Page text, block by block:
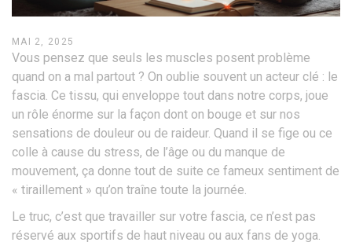
MAI 2, 2025
Vous pensez que seuls les muscles posent problème
quand on a mal partout ? On oublie souvent un acteur clé : le
fascia. Ce tissu, qui enveloppe tout dans notre corps, joue
un rôle énorme sur la façon dont on bouge et sur nos
sensations de douleur ou de raideur. Quand il se fige ou ce
colle à cause du stress, de l’âge ou du manque de
mouvement, ça donne tout de suite ce fameux sentiment de
« tiraillement » qu’on traîne toute la journée.
Le truc, c’est que travailler sur votre fascia, ce n’est pas
réservé aux sportifs de haut niveau ou aux fans de yoga.